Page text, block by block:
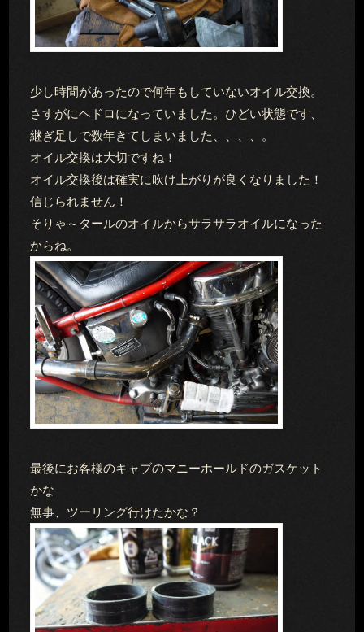
少し時間があったので何年もしていないオイル交換。
さすがにヘドロになっていました。ひどい状態です、
継ぎ足しで数年きてしまいました、、、、。
オイル交換は大切ですね！
オイル交換後は確実に吹け上がりが良くなりました！
信じられません！
そりゃ～タールのオイルからサラサラオイルになった
からね。
最後にお客様のキャブのマニーホールドのガスケット
かな
無事、ツーリング行けたかな？